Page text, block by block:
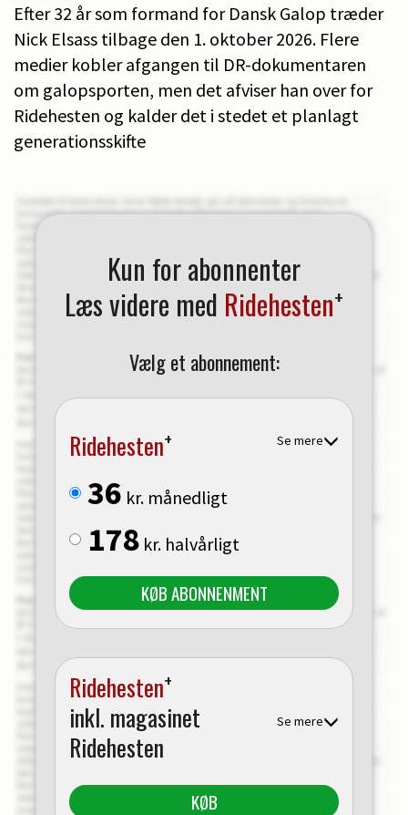
Efter 32 år som formand for Dansk Galop træder
Nick Elsass tilbage den 1. oktober 2026. Flere
medier kobler afgangen til DR-dokumentaren
om galopsporten, men det afviser han over for
Ridehesten og kalder det i stedet et planlagt
generationsskifte
Kun for abonnenter
Læs videre med Ridehesten+
Vælg et abonnement:
Ridehesten+ Se mere
36 kr. månedligt
178 kr. halvårligt
KØB ABONNENMENT
Ridehesten+
inkl. magasinet
Ridehesten
Se mere
KØB